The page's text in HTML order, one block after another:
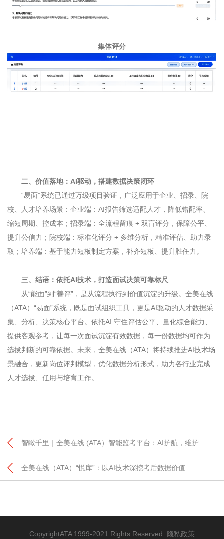
集体评分
二、价值落地： AI驱动，搭建数据决策闭环
“易面”系统已通过万级项目验证，广泛应用于企业、招录、院
校、人才培养场景：企业端： AI报告筛选适配人才，降低错配率、
缩短周期、控成本；招录端：全流程留痕 + 双盲评分，保障公平、
提升公信力；院校端：标准化评分 + 多维分析，精准评估、助力录
取；培养端：基于能力短板制定方案，补齐短板、提升胜任力。
三、结语：依托AI技术，打造面试决策可靠标尺
从“能面”到“善评”，是从流程执行到价值沉淀的升级。全美在线
（ATA）“易面”系统，既是面试组织工具，更是AI驱动的人才数据采
集、分析、决策核心平台。依托AI 守住评估公平、量化综合能力、
提供客观参考，让每一次面试沉淀有效数据，每一份数据均可作为
选拔判断的可靠依据。未来，全美在线（ATA）将持续推进AI技术场
景融合，更新岗位评判模型，优化数据分析形式，助力各行业完成
人才选拔、任用与培育工作。
智瞰千里｜全美在线 (ATA）智能监考平台：AI护航，维护...
全美在线（ATA）“悦库”：以AI技术深挖考后数据价值
CopyrightATA 1999-2021.Rights Reserved. 隐私政策